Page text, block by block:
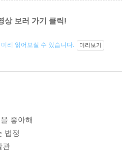
상 보러 가기 클릭!
리 읽어보실 수 있습니다. 미리보기
좋아해
법정
관